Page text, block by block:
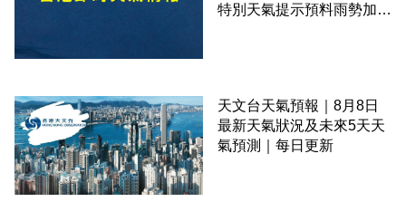
特別天氣提示預料雨勢加劇
天文台天氣預報｜8月8日
最新天氣狀況及未來5天天
氣預測｜每日更新